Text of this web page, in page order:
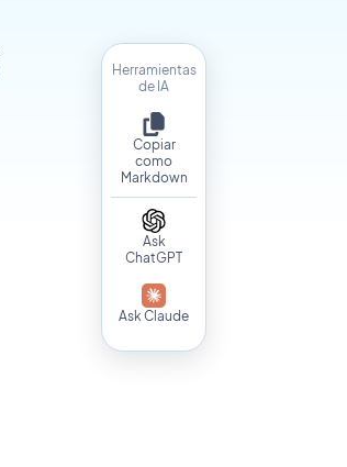
Herramientas
de IA
Copiar
como
Markdown
Ask
ChatGPT
Ask Claude